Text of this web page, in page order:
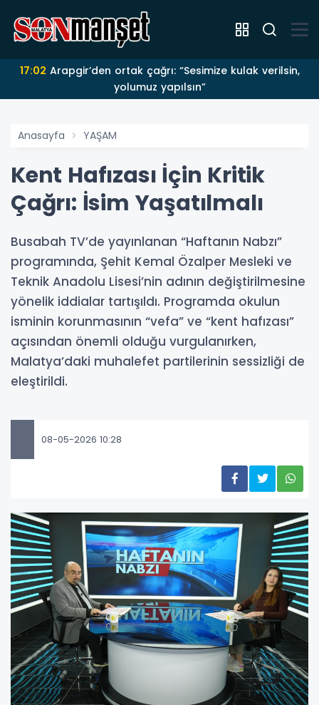
17:02
yolumuz yapılsın”
Anasayfa YAŞAM
Kent Hafızası İçin Kritik
Çağrı: İsim Yaşatılmalı
Busabah TV’de yayınlanan “Haftanın Nabzı”
programında, Şehit Kemal Özalper Mesleki ve
Teknik Anadolu Lisesi’nin adının değiştirilmesine
yönelik iddialar tartışıldı. Programda okulun
isminin korunmasının “vefa” ve “kent hafızası”
açısından önemli olduğu vurgulanırken,
Malatya’daki muhalefet partilerinin sessizliği de
eleştirildi.
08-05-2026 10:28